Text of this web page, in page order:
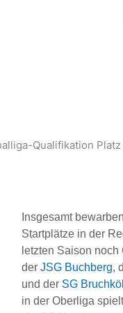
Qualifikation Platz
Insgesamt
Startplätze in der
letzten Saison
der JSG Buchberg,
und der SG
in der Oberliga